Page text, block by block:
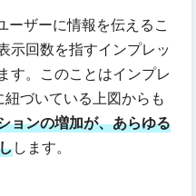
ーザーに情報を伝えるこ
示回数を指すインプレッ
す。このことはインプレ
づいている上図からも
ョンの増加が、あらゆる
します。